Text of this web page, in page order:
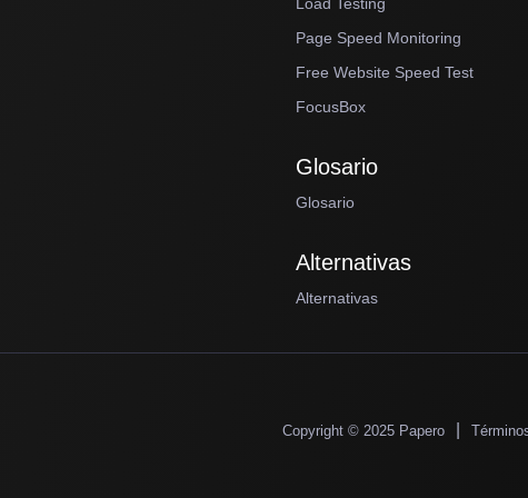
Load Testing
Page Speed Monitoring
Free Website Speed Test
FocusBox
Glosario
Glosario
Alternativas
Alternativas
Copyright © 2025 Papero